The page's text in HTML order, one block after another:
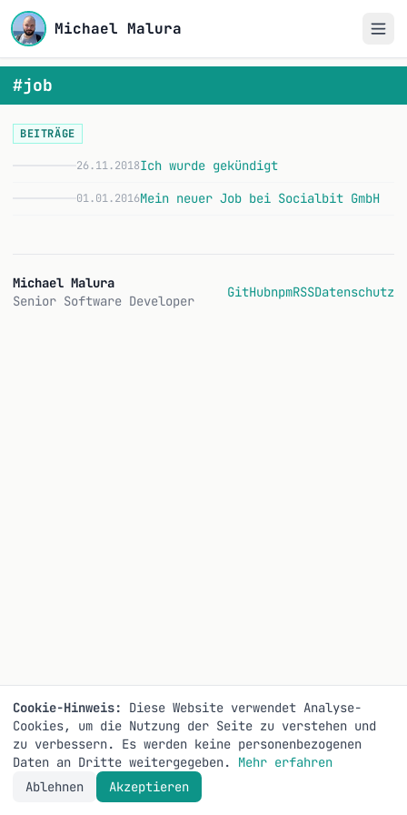
Michael Malura
#job
BEITRÄGE
26.11.2018Ich wurde gekündigt
01.01.2016Mein neuer Job bei Socialbit GmbH
Michael Malura
Senior Software Developer
GitHubnpmRSSDatenschutz
Cookie-Hinweis:
Diese Website verwendet Analyse-
Cookies, um die Nutzung der Seite zu verstehen und
zu verbessern. Es werden keine personenbezogenen
Daten an Dritte weitergegeben. Mehr erfahren
Ablehnen
Akzeptieren